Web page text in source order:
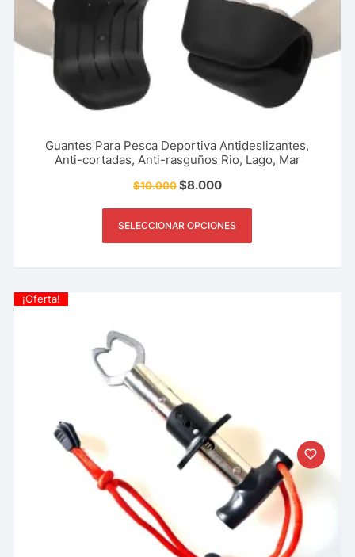
Guantes Para Pesca Deportiva Antideslizantes,
Anti-cortadas, Anti-rasguños Rio, Lago, Mar
$10.000$8.000
SELECCIONAR OPCIONES
¡Oferta!